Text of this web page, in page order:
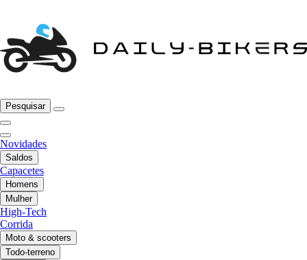
Pesquisar
Novidades
Saldos
Capacetes
Homens
Mulher
High-Tech
Corrida
Moto & scooters
Todo-terreno